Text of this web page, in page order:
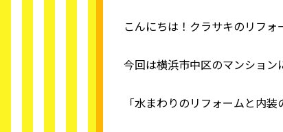
こんにちは！クラサキのリフォ
今回は横浜市中区のマンション
「水まわりのリフォームと内